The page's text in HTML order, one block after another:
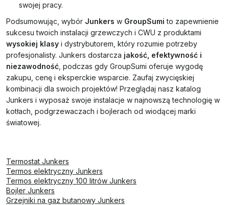
swojej pracy.
Podsumowując, wybór Junkers w GroupSumi to zapewnienie
sukcesu twoich instalacji grzewczych i CWU z produktami
wysokiej klasy i dystrybutorem, który rozumie potrzeby
profesjonalisty. Junkers dostarcza jakość, efektywność i
niezawodność , podczas gdy GroupSumi oferuje wygodę
zakupu, cenę i eksperckie wsparcie. Zaufaj zwycięskiej
kombinacji dla swoich projektów! Przeglądaj nasz katalog
Junkers i wyposaż swoje instalacje w najnowszą technologię w
kotłach, podgrzewaczach i bojlerach od wiodącej marki
światowej.
Termostat Junkers
Termos elektryczny Junkers
Termos elektryczny 100 litrów Junkers
Bojler Junkers
Grzejniki na gaz butanowy Junkers